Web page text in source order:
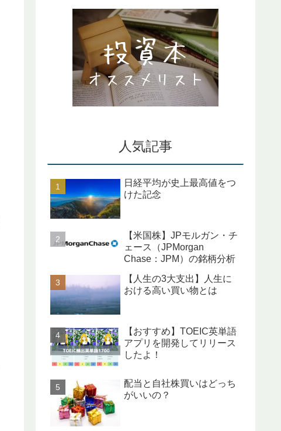
人気記事
日経平均が史上最高値をつ
けた記念
【米国株】JPモルガン・チ
ェース（JPMorgan
Chase：JPM）の銘柄分析
【人生の3大支出】人生に
おける高い買い物とは
【おすすめ】TOEIC英単語
アプリを開発してリリース
したよ！
配当と自社株買いはどっち
がいいの？